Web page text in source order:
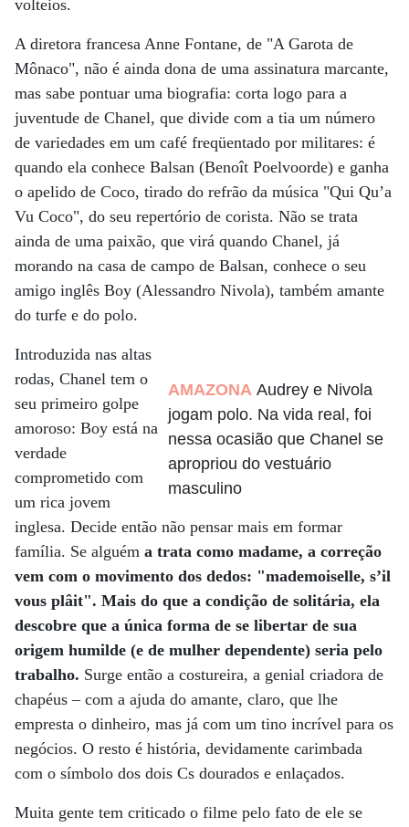
volteios.
A diretora francesa Anne Fontane, de "A Garota de
Mônaco", não é ainda dona de uma assinatura marcante,
mas sabe pontuar uma biografia: corta logo para a
juventude de Chanel, que divide com a tia um número
de variedades em um café freqüentado por militares: é
quando ela conhece Balsan (Benoît Poelvoorde) e ganha
o apelido de Coco, tirado do refrão da música "Qui Qu’a
Vu Coco", do seu repertório de corista. Não se trata
ainda de uma paixão, que virá quando Chanel, já
morando na casa de campo de Balsan, conhece o seu
amigo inglês Boy (Alessandro Nivola), também amante
do turfe e do polo.
AMAZONA Audrey e Nivola
jogam polo. Na vida real, foi
nessa ocasião que Chanel se
apropriou do vestuário
masculino
Introduzida nas altas
rodas, Chanel tem o
seu primeiro golpe
amoroso: Boy está na
verdade
comprometido com
um rica jovem
inglesa. Decide então não pensar mais em formar
família. Se alguém a trata como madame, a correção
vem com o movimento dos dedos: "mademoiselle, s’il
vous plâit". Mais do que a condição de solitária, ela
descobre que a única forma de se libertar de sua
origem humilde (e de mulher dependente) seria pelo
trabalho. Surge então a costureira, a genial criadora de
chapéus – com a ajuda do amante, claro, que lhe
empresta o dinheiro, mas já com um tino incrível para os
negócios. O resto é história, devidamente carimbada
com o símbolo dos dois Cs dourados e enlaçados.
Muita gente tem criticado o filme pelo fato de ele se